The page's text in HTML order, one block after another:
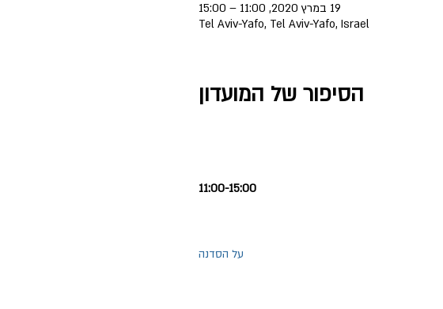
19 במרץ 2020, 11:00 – 15:00
Tel Aviv-Yafo, Tel Aviv-Yafo, Israel
הסיפור של המועדון
11:00-15:00
על הסדנה